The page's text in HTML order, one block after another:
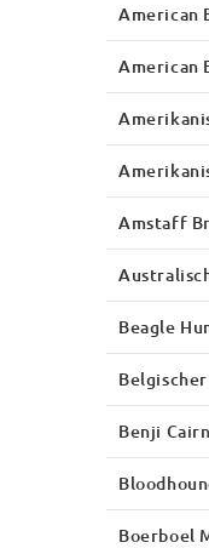
American
American
Amstaff
Beagle
Benji
Boerboel